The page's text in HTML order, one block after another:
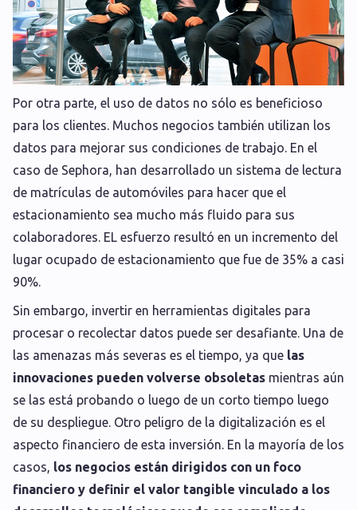
Por otra parte, el uso de datos no sólo es beneficioso
para los clientes. Muchos negocios también utilizan los
datos para mejorar sus condiciones de trabajo. En el
caso de Sephora, han desarrollado un sistema de lectura
de matrículas de automóviles para hacer que el
estacionamiento sea mucho más fluido para sus
colaboradores. EL esfuerzo resultó en un incremento del
lugar ocupado de estacionamiento que fue de 35% a casi
90%.
Sin embargo, invertir en herramientas digitales para
procesar o recolectar datos puede ser desafiante. Una de
las amenazas más severas es el tiempo, ya que las
innovaciones pueden volverse obsoletas mientras aún
se las está probando o luego de un corto tiempo luego
de su despliegue. Otro peligro de la digitalización es el
aspecto financiero de esta inversión. En la mayoría de los
casos, los negocios están dirigidos con un foco
financiero y definir el valor tangible vinculado a los